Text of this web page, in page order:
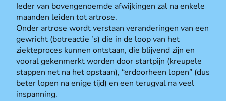
Ieder van bovengenoemde afwijkingen zal na enkele
maanden leiden tot artrose.
Onder artrose wordt verstaan veranderingen van een
gewricht (botreactie ’s) die in de loop van het
ziekteproces kunnen ontstaan, die blijvend zijn en
vooral gekenmerkt worden door startpijn (kreupele
stappen net na het opstaan), “erdoorheen lopen” (dus
beter lopen na enige tijd) en een terugval na veel
inspanning.